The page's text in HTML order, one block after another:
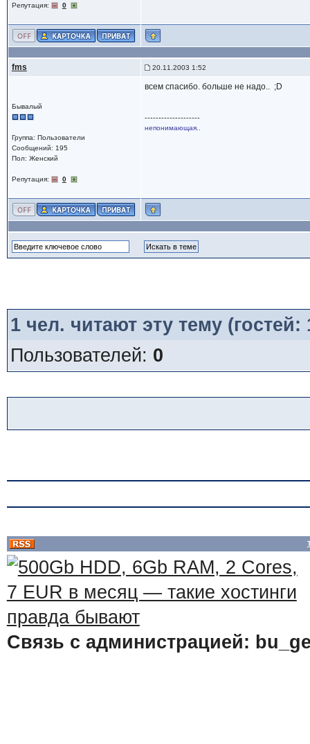
Репутация: 0
fms 20.11.2003 1:52
Бывалый
Группа: Пользователи
Сообщений: 195
Пол: Женский
Репутация: 0
всем спасибо. больше не надо.. ;D
--------------------
непонимающая..
1чел. читают эту тему
Пользователей: 0
Связь с администрацией: